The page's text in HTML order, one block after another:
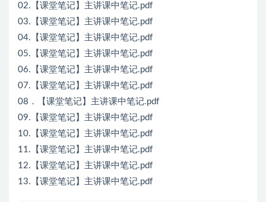
02.【课堂笔记】主讲课中笔记.pdf
03.【课堂笔记】主讲课中笔记.pdf
04.【课堂笔记】主讲课中笔记.pdf
05.【课堂笔记】主讲课中笔记.pdf
06.【课堂笔记】主讲课中笔记.pdf
07.【课堂笔记】主讲课中笔记.pdf
08．【课堂笔记】主讲课中笔记.pdf
09.【课堂笔记】主讲课中笔记.pdf
10.【课堂笔记】主讲课中笔记.pdf
11.【课堂笔记】主讲课中笔记.pdf
12.【课堂笔记】主讲课中笔记.pdf
13.【课堂笔记】主讲课中笔记.pdf